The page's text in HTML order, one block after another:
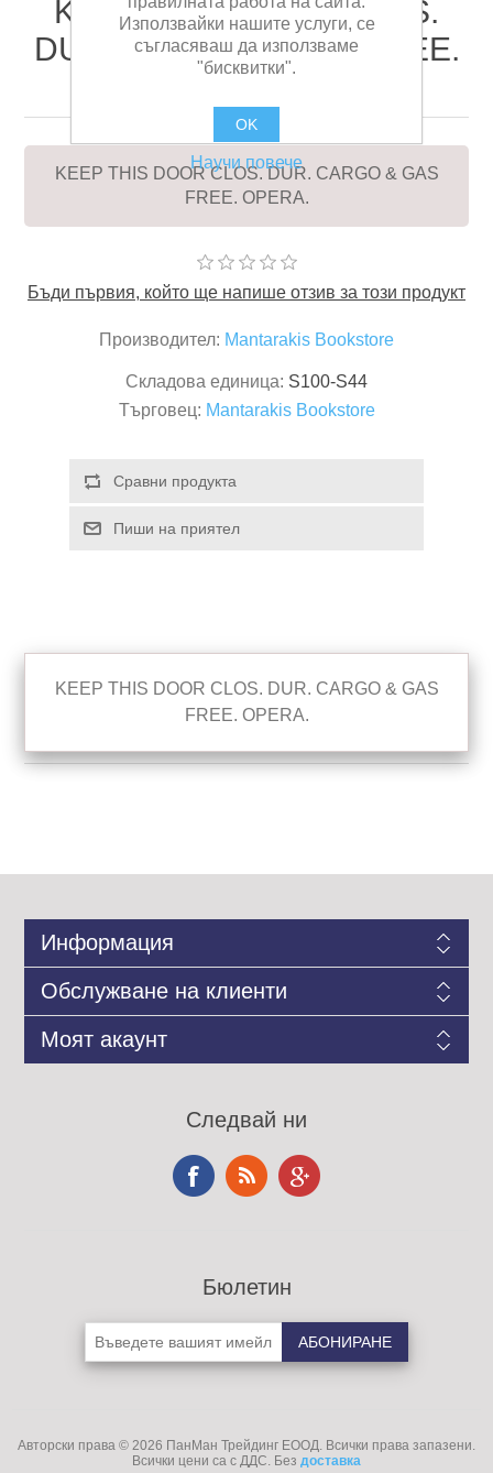
KEEP THIS DOOR CLOS.
DUR. CARGO & GAS FREE.
KEEP THIS DOOR CLOS. DUR. CARGO & GAS
FREE. OPERA.
Бъди първия, който ще напише отзив за този продукт
Производител: Mantarakis Bookstore
Складова единица: S100-S44
Търговец: Mantarakis Bookstore
KEEP THIS DOOR CLOS. DUR. CARGO & GAS
FREE. OPERA.
Информация
Обслужване на клиенти
Моят акаунт
Следвай ни
Бюлетин
Авторски права © 2026 ПанМан Трейдинг ЕООД. Всички права запазени.
Всички цени са с ДДС. Без доставка
Използвайки нашите услуги, се
съгласяваш да използваме
"бисквитки".
OK
Научи повече